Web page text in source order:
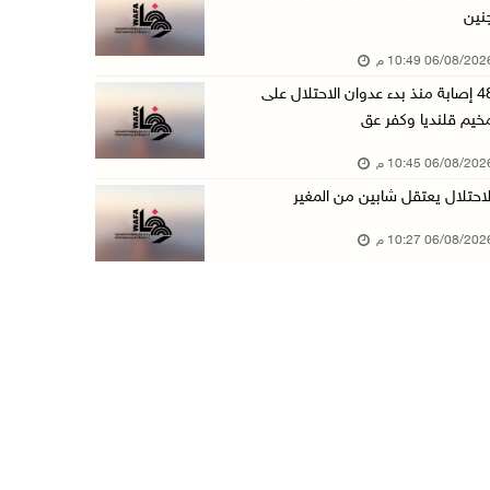
الاحتلال يخطر بإزالة أشجار زيتون والاستيلاء ع ...
رابطة العالم الإسلامي تدين تواصل انتهاكات الا ...
الاحتلال يدمّر بيت الزوجية قبل ساعات من الزفا ...
08/2026 10:49 م
48 إصابة منذ بدء عدوان الاحتلال على
قلنديا وكفر عق
08/2026 10:45 م
يعتقل شابين من المغير
08/2026 10:27 م